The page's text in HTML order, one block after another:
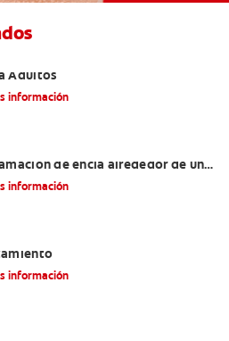
Adultos
información
de encía alrededor de un
información
información